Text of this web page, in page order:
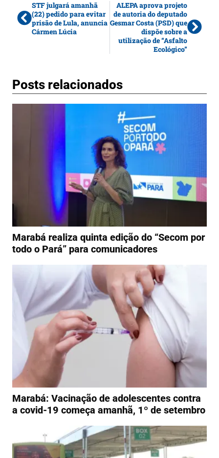
STF julgará amanhã
(22) pedido para evitar
prisão de Lula, anuncia
Cármen Lúcia
ALEPA aprova projeto
de autoria do deputado
Gesmar Costa (PSD) que
dispõe sobre a
utilização de “Asfalto
Ecológico”
Posts relacionados
Marabá realiza quinta edição do “Secom por
todo o Pará” para comunicadores
Marabá: Vacinação de adolescentes contra
a covid-19 começa amanhã, 1º de setembro